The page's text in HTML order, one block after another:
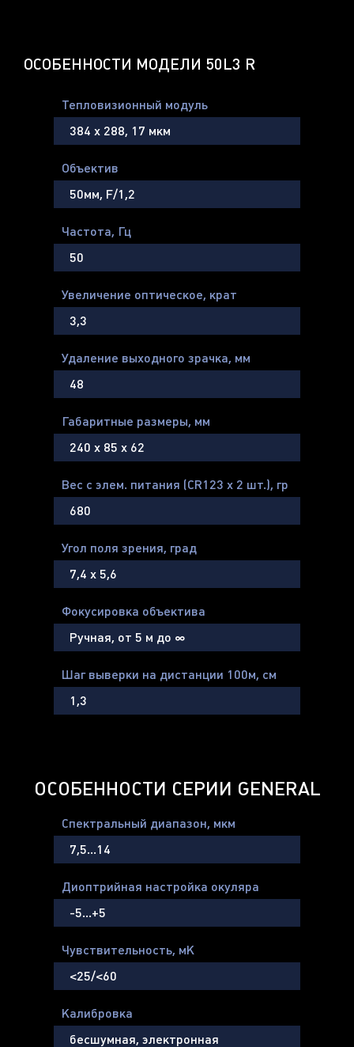
ОСОБЕННОСТИ МОДЕЛИ 50L3 R
Тепловизионный модуль
384 х 288, 17 мкм
Объектив
50мм, F/1,2
Частота, Гц
50
Увеличение оптическое, крат
3,3
Удаление выходного зрачка, мм
48
Габаритные размеры, мм
240 х 85 х 62
Вес с элем. питания (CR123 х 2 шт.), гр
680
Угол поля зрения, град
7,4 х 5,6
Фокусировка объектива
Ручная, от 5 м до ∞
Шаг выверки на дистанции 100м, cм
1,3
ОСОБЕННОСТИ СЕРИИ GENERAL
Спектральный диапазон, мкм
7,5…14
Диоптрийная настройка окуляра
-5…+5
Чувствительность, мК
<25/<60
Калибровка
бесшумная, электронная